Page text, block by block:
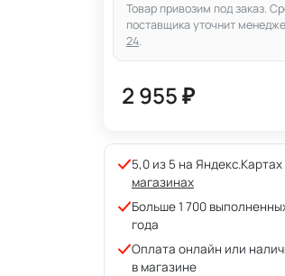
Товар привозим под заказ.
поставщика уточнит
24.
2 955 ₽
5,0 из 5 на
магазинах
Больше 1 700
года
Оплата онлайн или
в магазине